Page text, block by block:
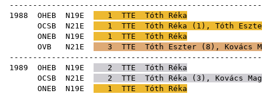
1988 OHEB N19E 1 TTE Tóth Réka
OCSB N21E 1 TTE Tóth Réka ( 1 ), Tóth
ONEB N19E 1 TTE Tóth Réka
OVB N21E 3 TTE Tóth Eszter ( 8 ), Kovács
1989 OHEB N19E 2 TTE Tóth Réka
OCSB N21E 2 TTE Tóth Réka ( 3 ), Kovács
ONEB N19E 1 TTE Tóth Réka